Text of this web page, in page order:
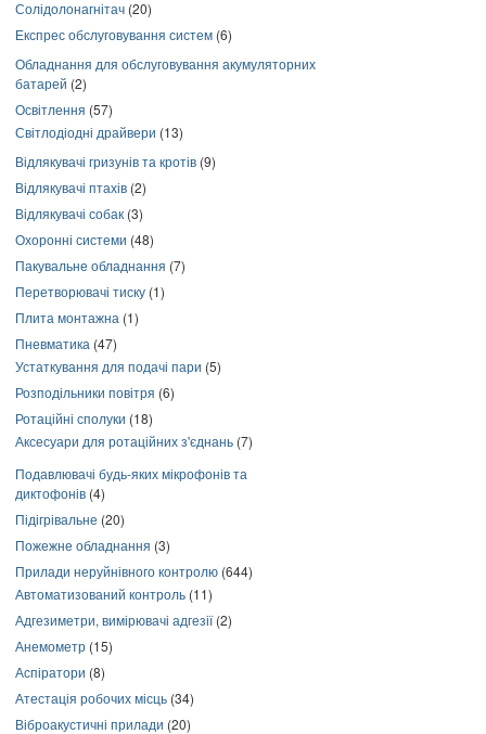
Солідолонагнітач (20)
Експрес обслуговування систем (6)
Обладнання для обслуговування акумуляторних
батарей (2)
Освітлення (57)
Світлодіодні драйвери (13)
Відлякувачі гризунів та кротів (9)
Відлякувачі птахів (2)
Відлякувачі собак (3)
Охоронні системи (48)
Пакувальне обладнання (7)
Перетворювачі тиску (1)
Плита монтажна (1)
Пневматика (47)
Устаткування для подачі пари (5)
Розподільники повітря (6)
Ротаційні сполуки (18)
Аксесуари для ротаційних з'єднань (7)
Подавлювачі будь-яких мікрофонів та
диктофонів (4)
Підігрівальне (20)
Пожежне обладнання (3)
Прилади неруйнівного контролю (644)
Автоматизований контроль (11)
Адгезиметри, вимірювачі адгезії(2)
Анемометр (15)
Аспіратори (8)
Атестація робочих місць (34)
Віброакустичні прилади (20)